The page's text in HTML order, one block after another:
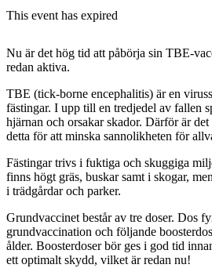
This event has expired
Nu är det hög tid att påbörja sin TBE-
redan aktiva.
TBE (tick-borne encephalitis) är en
fästingar. I upp till en tredjedel av fallen
hjärnan och orsakar skador. Därför är
detta för att minska sannolikheten för
Fästingar trivs i fuktiga och skuggiga
finns högt gräs, buskar samt i skogar,
i trädgårdar och parker.
Grundvaccinet består av tre doser. Dos
grundvaccination och följande
ålder. Boosterdoser bör ges i god tid
ett optimalt skydd, vilket är redan nu!